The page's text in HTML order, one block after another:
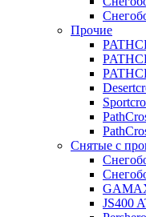
Прочие
Снятые с
JS400